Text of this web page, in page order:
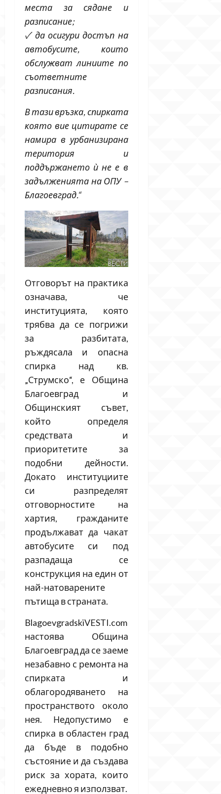
места за сядане и
разписание;
✓ да осигури достъп на
автобусите, които
обслужват линиите по
съответните
разписания.
В тази връзка, спирката
която вие цитирате се
намира в урбанизирана
територия и
поддържането ѝ не е в
задълженията на ОПУ –
Благоевград.“
Отговорът на практика
означава, че
институцията, която
трябва да се погрижи
за разбитата,
ръждясала и опасна
спирка над кв.
„Струмско“, е Община
Благоевград и
Общинският съвет,
който определя
средствата и
приоритетите за
подобни дейности.
Докато институциите
си разпределят
отговорностите на
хартия, гражданите
продължават да чакат
автобусите си под
разпадаща се
конструкция на един от
най-натоварените
пътища в страната.
BlagoevgradskiVESTI.com
настоява Община
Благоевград да се заеме
незабавно с ремонта на
спирката и
облагородяването на
пространството около
нея. Недопустимо е
спирка в областен град
да бъде в подобно
състояние и да създава
риск за хората, които
ежедневно я използват.